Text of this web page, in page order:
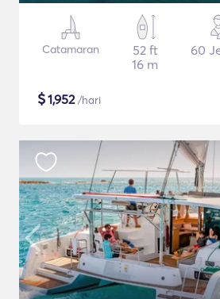
Catamaran
52 ft
16 m
60
$1,952/hari